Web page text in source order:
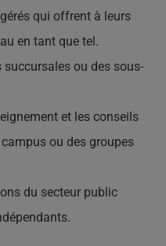
qui offrent à leurs
en tant que tel.
succursales ou des sous-
et les conseils
ou des groupes
du secteur public